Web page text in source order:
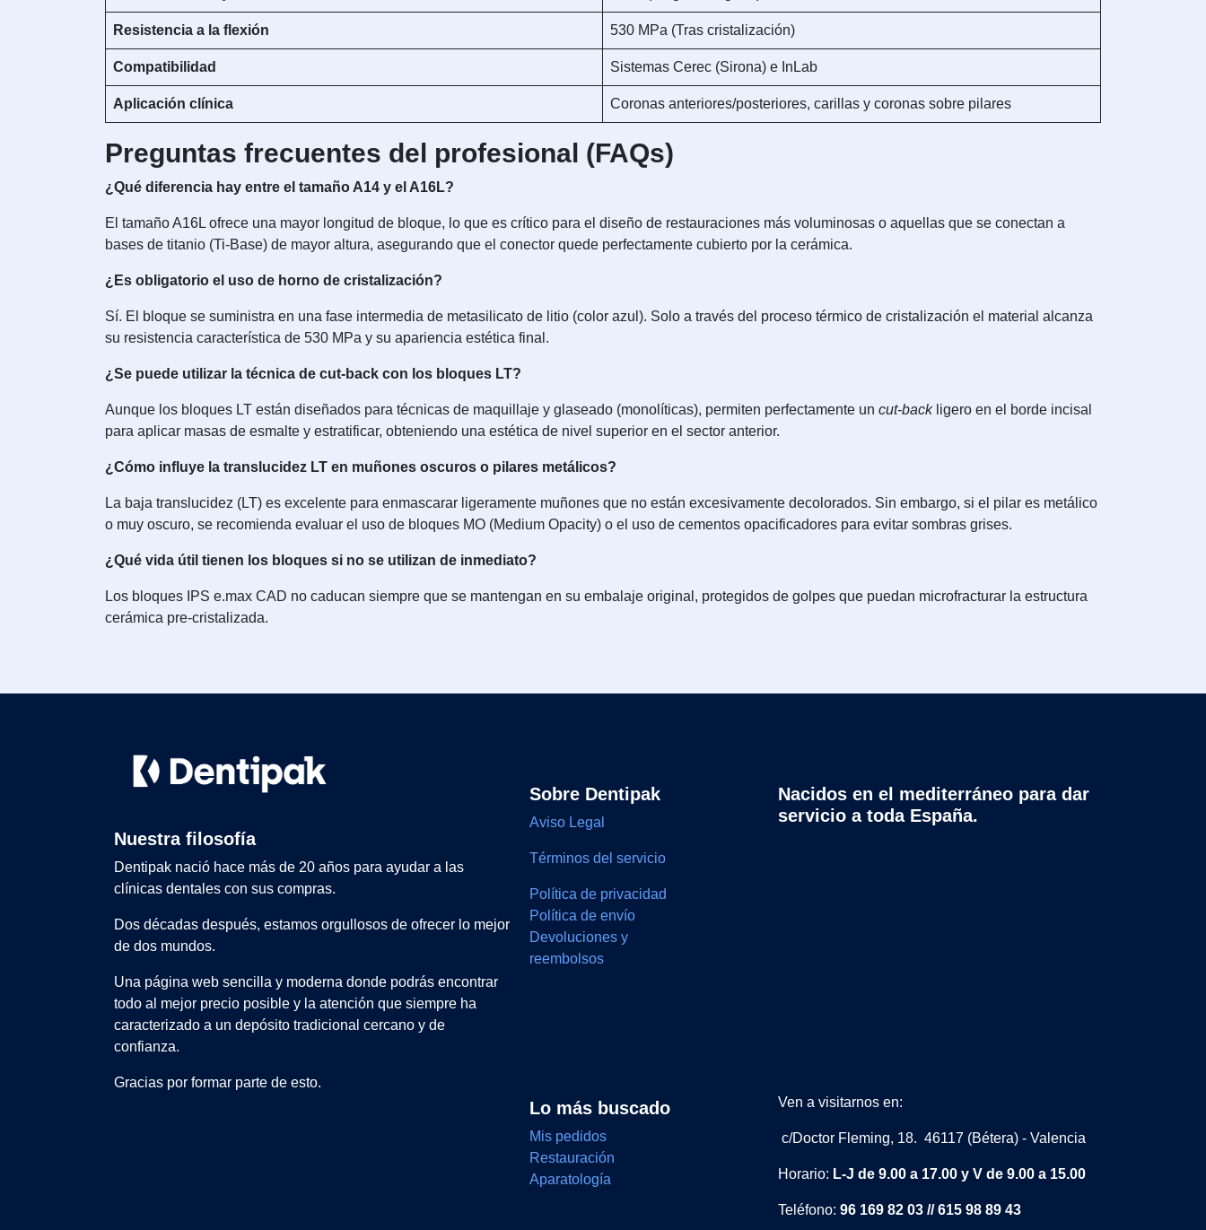
Resistencia a la flexión 530 MPa (Tras cristalización)
Compatibilidad Sistemas Cerec (Sirona) e InLab
Aplicación clínica Coronas anteriores/posteriores, carillas y coronas sobre pilares
Preguntas frecuentes del profesional (FAQs)
¿Qué diferencia hay entre el tamaño A14 y el A16L?
El tamaño A16L ofrece una mayor longitud de bloque, lo que es crítico para el diseño de restauraciones más voluminosas o aquellas que se conectan a
bases de titanio (Ti-Base) de mayor altura, asegurando que el conector quede perfectamente cubierto por la cerámica.
¿Es obligatorio el uso de horno de cristalización?
Sí. El bloque se suministra en una fase intermedia de metasilicato de litio (color azul). Solo a través del proceso térmico de cristalización el material alcanza
su resistencia característica de 530 MPa y su apariencia estética final.
¿Se puede utilizar la técnica de cut-back con los bloques LT?
Aunque los bloques LT están diseñados para técnicas de maquillaje y glaseado (monolíticas), permiten perfectamente un cut-backligero en el borde incisal
para aplicar masas de esmalte y estratificar, obteniendo una estética de nivel superior en el sector anterior.
¿Cómo influye la translucidez LT en muñones oscuros o pilares metálicos?
La baja translucidez (LT) es excelente para enmascarar ligeramente muñones que no están excesivamente decolorados. Sin embargo, si el pilar es metálico
o muy oscuro, se recomienda evaluar el uso de bloques MO (Medium Opacity) o el uso de cementos opacificadores para evitar sombras grises.
¿Qué vida útil tienen los bloques si no se utilizan de inmediato?
Los bloques IPS e.max CAD no caducan siempre que se mantengan en su embalaje original, protegidos de golpes que puedan microfracturar la estructura
cerámica pre-cristalizada.
Lo más buscado
Mis pedidos
Restauración
Aparatología
Sobre Dentipak
Aviso Legal
Términos del servicio
Política de privacidad
Política de envío
Devoluciones y
reembolsos
Nacidos en el mediterráneo para dar
servicio a toda España.
Ven a visitarnos en:
c/Doctor Fleming, 18. 46117 (Bétera) - Valencia
Horario: L-J de 9.00 a 17.00 y V de 9.00 a 15.00
Teléfono: 96 169 82 03 // 615 98 89 43
Nuestra filosofía
Dentipak nació hace más de 20 años para ayudar a las
clínicas dentales con sus compras.
Dos décadas después, estamos orgullosos de ofrecer lo mejor
de dos mundos.
Una página web sencilla y moderna donde podrás encontrar
todo al mejor precio posible y la atención que siempre ha
caracterizado a un depósito tradicional cercano y de
confianza.
Gracias por formar parte de esto.